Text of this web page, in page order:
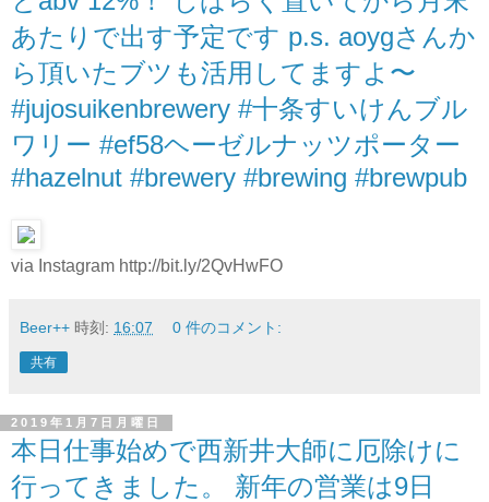
あたりで出す予定です p.s. aoygさんか
ら頂いたブツも活用してますよ〜
#jujosuikenbrewery #十条すいけんブル
ワリー #ef58ヘーゼルナッツポーター
#hazelnut #brewery #brewing #brewpub
via Instagram http://bit.ly/2QvHwFO
Beer++ 時刻: 16:07 0 件のコメント:
共有
2019年1月7日月曜日
本日仕事始めで西新井大師に厄除けに
行ってきました。 新年の営業は9日